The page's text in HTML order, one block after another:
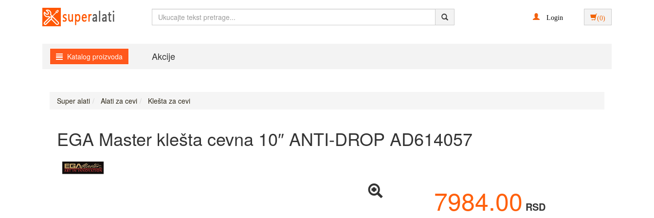
Login (0)
Katalog proizvoda Akcije
Super alati Alati za cevi Klešta za cevi
EGA Master klešta cevna 10″ ANTI-DROP AD614057
7984.00 RSD